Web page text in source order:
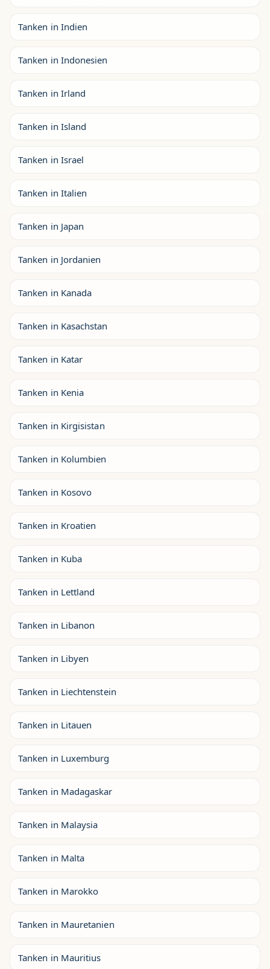
Tanken in Indien
Tanken in Indonesien
Tanken in Irland
Tanken in Island
Tanken in Israel
Tanken in Italien
Tanken in Japan
Tanken in Jordanien
Tanken in Kanada
Tanken in Kasachstan
Tanken in Katar
Tanken in Kenia
Tanken in Kirgisistan
Tanken in Kolumbien
Tanken in Kosovo
Tanken in Kroatien
Tanken in Kuba
Tanken in Lettland
Tanken in Libanon
Tanken in Libyen
Tanken in Liechtenstein
Tanken in Litauen
Tanken in Luxemburg
Tanken in Madagaskar
Tanken in Malaysia
Tanken in Malta
Tanken in Marokko
Tanken in Mauretanien
Tanken in Mauritius